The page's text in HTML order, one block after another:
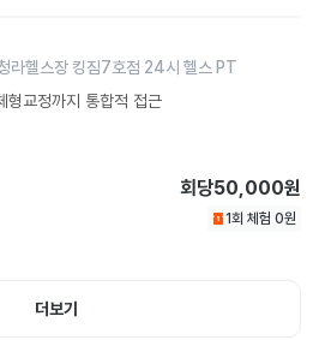
라헬스장 킹짐7호점 24시 헬스 PT
형교정까지 통합적 접근
회당50,000원
1회 체험 0원
더보기